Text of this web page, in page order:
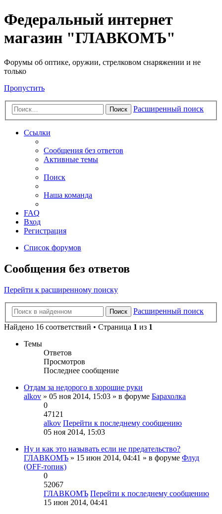
Федеральный интернет
магазин "ГЛАВКОМЪ"
Форумы об оптике, оружии, стрелковом снаряжении и не
только
Пропустить
Поиск Расширенный поиск
Ссылки
Сообщения без ответов
Активные темы
Поиск
Наша команда
FAQ
Вход
Регистрация
Список форумов
Сообщения без ответов
Перейти к расширенному поиску
Поиск
Расширенный поиск
Найдено 16 соответствий • Страница 1 из 1
Темы
Ответов
Просмотров
Последнее сообщение
Отдам за недорого в хорошие руки
alkov » 05 ноя 2014, 15:03 » в форуме Барахолка
0
47121
alkov Перейти к последнему сообщению
05 ноя 2014, 15:03
Ну и как это называть если не предательство?
ГЛАВКОМЪ » 15 июн 2014, 04:41 » в форуме Флуд
(OFF-топик)
0
52067
ГЛАВКОМЪ Перейти к последнему сообщению
15 июн 2014, 04:41